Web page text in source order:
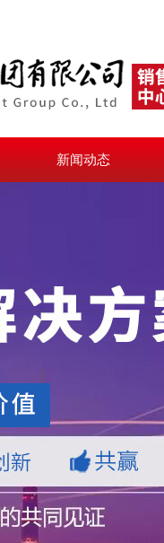
新闻动态